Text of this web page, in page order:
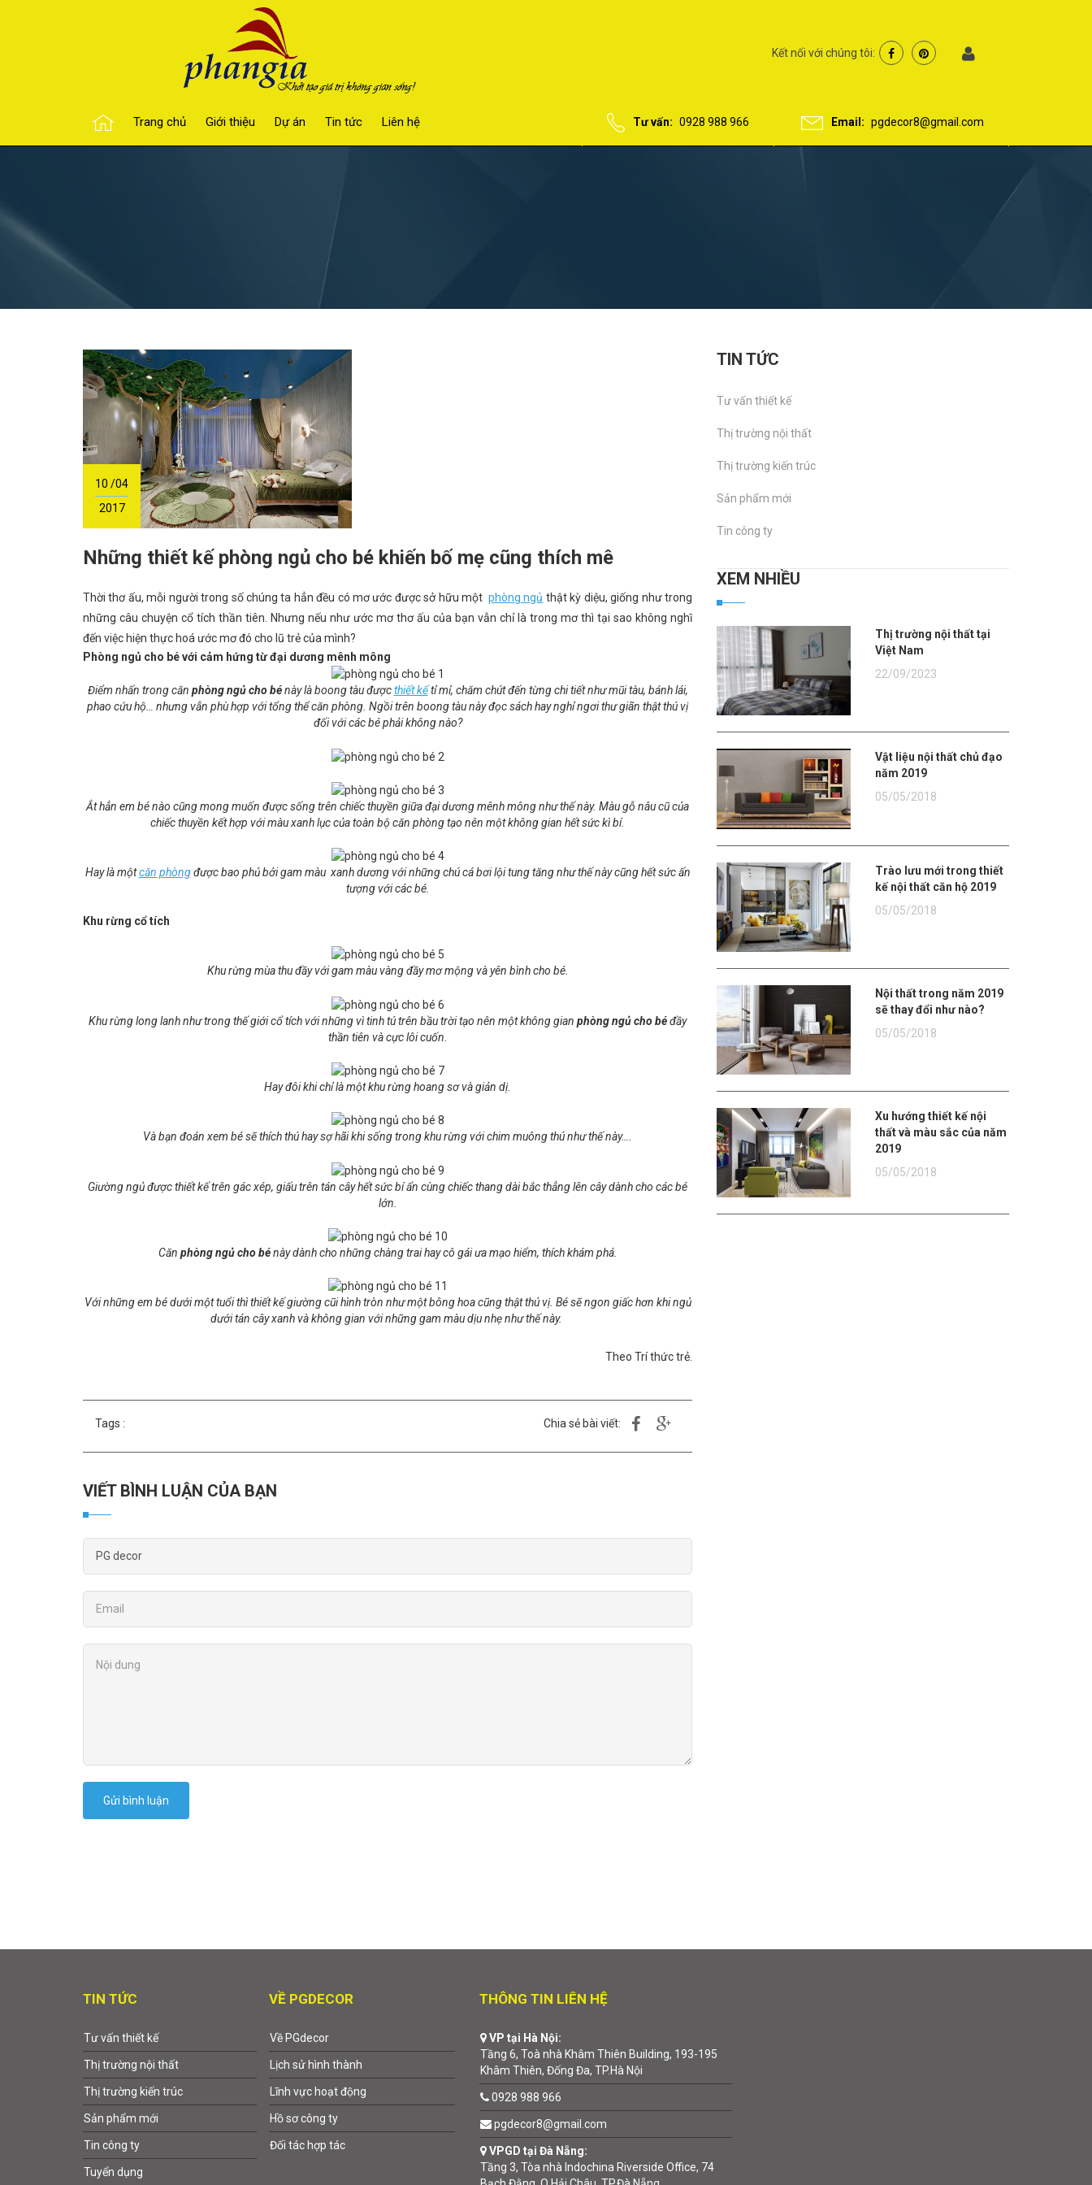
Kết nối với chúng tôi:
Trang chủ Giới thiệu Dự án Tin tức Liên hệ Tư vấn: 0928 988 966 Email: pgdecor8@gmail.com
10 /04
2017
Những thiết kế phòng ngủ cho bé khiến bố mẹ cũng thích mê
Thời thơ ấu, mỗi người trong số chúng ta hẳn đều có mơ ước được sở hữu mộtphòng ngủ thật kỳ diệu, giống như trong
những câu chuyện cổ tích thần tiên. Nhưng nếu như ước mơ thơ ấu của bạn vẫn chỉ là trong mơ thì tại sao không nghĩ
đến việc hiện thực hoá ước mơ đó cho lũ trẻ của mình?
Phòng ngủ cho bé với cảm hứng từ đại dương mênh mông
Điểm nhấn trong căn phòng ngủ cho bénày là boong tàu đượcthiết kếtỉ mỉ, chăm chút đến từng chi tiết như mũi tàu, bánh lái,
phao cứu hộ… nhưng vẫn phù hợp với tổng thể căn phòng. Ngồi trên boong tàu này đọc sách hay nghỉ ngơi thư giãn thật thú vị
đối với các bé phải không nào?
Ắt hẳn em bé nào cũng mong muốn được sống trên chiếc thuyền giữa đại dương mênh mông như thế này. Màu gỗ nâu cũ của
chiếc thuyền kết hợp với màu xanh lục của toàn bộ căn phòng tạo nên một không gian hết sức kì bí.
Hay là mộtcăn phòngđược bao phủ bởi gam màu xanh dương với những chú cá bơi lội tung tăng như thế này cũng hết sức ấn
tượng với các bé.
Khu rừng cổ tích
Khu rừng mùa thu đầy với gam màu vàng đầy mơ mộng và yên bình cho bé.
Khu rừng long lanh như trong thế giới cổ tích với những vì tinh tú trên bầu trời tạo nên một không gian phòng ngủ cho béđầy
thần tiên và cực lôi cuốn.
Hay đôi khi chỉ là một khu rừng hoang sơ và giản dị.
Và bạn đoán xem bé sẽ thích thú hay sợ hãi khi sống trong khu rừng với chim muông thú như thế này….
Giường ngủ được thiết kế trên gác xép, giấu trên tán cây hết sức bí ẩn cùng chiếc thang dài bắc thẳng lên cây dành cho các bé
lớn.
Căn phòng ngủ cho bénày dành cho những chàng trai hay cô gái ưa mạo hiểm, thích khám phá.
Với những em bé dưới một tuổi thì thiết kế giường cũi hình tròn như một bông hoa cũng thật thú vị. Bé sẽ ngon giấc hơn khi ngủ
dưới tán cây xanh và không gian với những gam màu dịu nhẹ như thế này.
Theo Trí thức trẻ.
Tags : Chia sẻ bài viết:
VIẾT BÌNH LUẬN CỦA BẠN
Gửi bình luận
TIN TỨC
Tư vấn thiết kế
Thị trường nội thất
Thị trường kiến trúc
Sản phẩm mới
Tin công ty
XEM NHIỀU
Thị trường nội thất tại
Việt Nam
22/09/2023
Vật liệu nội thất chủ đạo
năm 2019
05/05/2018
Trào lưu mới trong thiết
kế nội thất căn hộ 2019
05/05/2018
Nội thất trong năm 2019
sẽ thay đổi như nào?
05/05/2018
Xu hướng thiết kế nội
thất và màu sắc của năm
2019
05/05/2018
TIN TỨC
Tư vấn thiết kế
Thị trường nội thất
Thị trường kiến trúc
Sản phẩm mới
Tin công ty
Tuyển dụng
VỀ PGDECOR
Về PGdecor
Lịch sử hình thành
Lĩnh vực hoạt động
Hồ sơ công ty
Đối tác hợp tác
THÔNG TIN LIÊN HỆ
VP tại Hà Nội:
Tầng 6, Toà nhà Khâm Thiên Building, 193-195
Khâm Thiên, Đống Đa, TP.Hà Nội
0928 988 966
pgdecor8@gmail.com
VPGD tại Đà Nẵng:
Tầng 3, Tòa nhà Indochina Riverside Office, 74